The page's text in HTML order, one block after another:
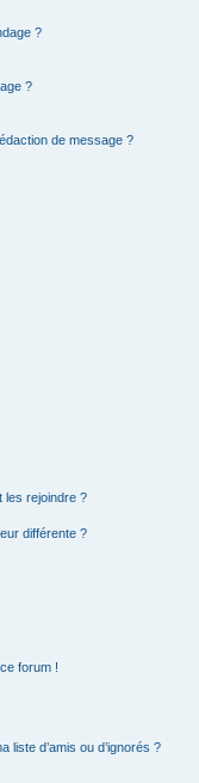
?
?
de message ?
les rejoindre ?
différente ?
forum !
liste d’amis ou d’ignorés ?